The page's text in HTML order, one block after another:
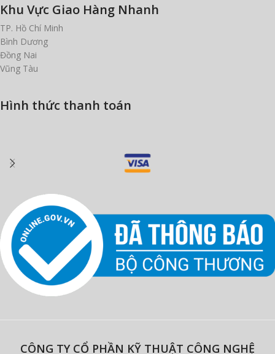
Khu Vực Giao Hàng Nhanh
TP. Hồ Chí Minh
Bình Dương
Đồng Nai
Vũng Tàu
Hình thức thanh toán
CÔNG TY CỔ PHẦN KỸ THUẬT CÔNG NGHỆ